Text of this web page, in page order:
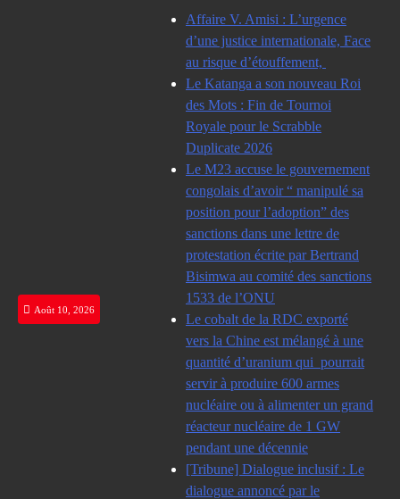
Août 10, 2026
Affaire V. Amisi : L’urgence
d’une justice internationale, Face
au risque d’étouffement,
Le Katanga a son nouveau Roi
des Mots : Fin de Tournoi
Royale pour le Scrabble
Duplicate 2026
Le M23 accuse le gouvernement
congolais d’avoir “ manipulé sa
position pour l’adoption” des
sanctions dans une lettre de
protestation écrite par Bertrand
Bisimwa au comité des sanctions
1533 de l’ONU
Le cobalt de la RDC exporté
vers la Chine est mélangé à une
quantité d’uranium qui pourrait
servir à produire 600 armes
nucléaire ou à alimenter un grand
réacteur nucléaire de 1 GW
pendant une décennie
[Tribune] Dialogue inclusif : Le
dialogue annoncé par le